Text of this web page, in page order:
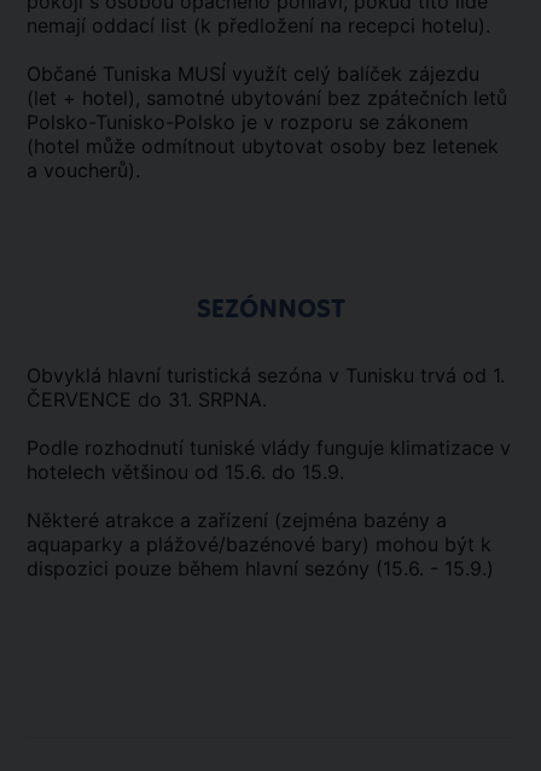
nemají oddací list (k předložení na recepci hotelu).
Občané Tuniska MUSÍ využít celý balíček zájezdu
(let + hotel), samotné ubytování bez zpátečních letů
Polsko-Tunisko-Polsko je v rozporu se zákonem
(hotel může odmítnout ubytovat osoby bez letenek
a voucherů).
SEZÓNNOST
Obvyklá hlavní turistická sezóna v Tunisku trvá od 1.
ČERVENCE do 31. SRPNA.
Podle rozhodnutí tuniské vlády funguje klimatizace v
hotelech většinou od 15.6. do 15.9.
Některé atrakce a zařízení (zejména bazény a
aquaparky a plážové/bazénové bary) mohou být k
dispozici pouze během hlavní sezóny (15.6. - 15.9.)